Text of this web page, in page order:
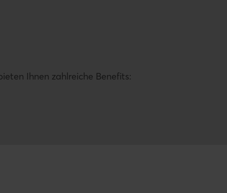
Ihnen zahlreiche Benefits: